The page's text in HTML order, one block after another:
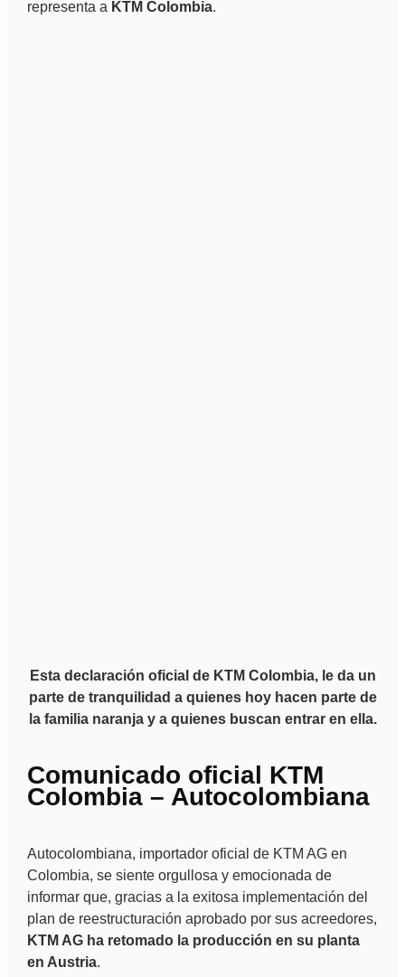
representa a KTM Colombia.
Esta declaración oficial de KTM Colombia, le da un
parte de tranquilidad a quienes hoy hacen parte de
la familia naranja y a quienes buscan entrar en ella.
Comunicado oficial KTM
Colombia – Autocolombiana
Autocolombiana, importador oficial de KTM AG en
Colombia, se siente orgullosa y emocionada de
informar que, gracias a la exitosa implementación del
plan de reestructuración aprobado por sus acreedores,
KTM AG ha retomado la producción en su planta
en Austria.